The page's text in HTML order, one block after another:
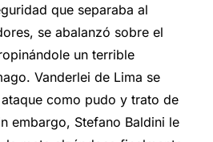
que separaba al
se abalanzó sobre el
un terrible
Vanderlei de Lima se
como pudo y trato de
embargo, Stefano Baldini le